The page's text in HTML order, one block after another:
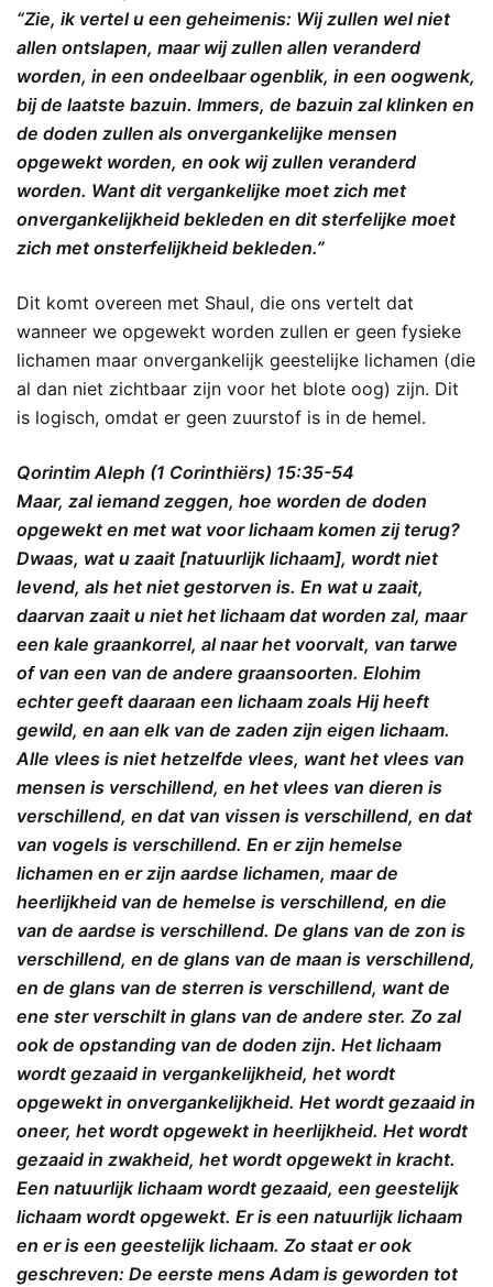
“Zie, ik vertel u een geheimenis: Wij zullen wel niet
allen ontslapen, maar wij zullen allen veranderd
worden, in een ondeelbaar ogenblik, in een oogwenk,
bij de laatste bazuin. Immers, de bazuin zal klinken en
de doden zullen als onvergankelijke mensen
opgewekt worden, en ook wij zullen veranderd
worden. Want dit vergankelijke moet zich met
onvergankelijkheid bekleden en dit sterfelijke moet
zich met onsterfelijkheid bekleden.”
Dit komt overeen met Shaul, die ons vertelt dat
wanneer we opgewekt worden zullen er geen fysieke
lichamen maar onvergankelijk geestelijke lichamen (die
al dan niet zichtbaar zijn voor het blote oog) zijn. Dit
is logisch, omdat er geen zuurstof is in de hemel.
Qorintim Aleph (1 Corinthiërs) 15:35-54
Maar, zal iemand zeggen, hoe worden de doden
opgewekt en met wat voor lichaam komen zij terug?
Dwaas, wat u zaait [natuurlijk lichaam], wordt niet
levend, als het niet gestorven is. En wat u zaait,
daarvan zaait u niet het lichaam dat worden zal, maar
een kale graankorrel, al naar het voorvalt, van tarwe
of van een van de andere graansoorten. Elohim
echter geeft daaraan een lichaam zoals Hij heeft
gewild, en aan elk van de zaden zijn eigen lichaam.
Alle vlees is niet hetzelfde vlees, want het vlees van
mensen is verschillend, en het vlees van dieren is
verschillend, en dat van vissen is verschillend, en dat
van vogels is verschillend. En er zijn hemelse
lichamen en er zijn aardse lichamen, maar de
heerlijkheid van de hemelse is verschillend, en die
van de aardse is verschillend. De glans van de zon is
verschillend, en de glans van de maan is verschillend,
en de glans van de sterren is verschillend, want de
ene ster verschilt in glans van de andere ster. Zo zal
ook de opstanding van de doden zijn. Het lichaam
wordt gezaaid in vergankelijkheid, het wordt
opgewekt in onvergankelijkheid. Het wordt gezaaid in
oneer, het wordt opgewekt in heerlijkheid. Het wordt
gezaaid in zwakheid, het wordt opgewekt in kracht.
Een natuurlijk lichaam wordt gezaaid, een geestelijk
lichaam wordt opgewekt. Er is een natuurlijk lichaam
en er is een geestelijk lichaam. Zo staat er ook
geschreven: De eerste mens Adam is geworden tot